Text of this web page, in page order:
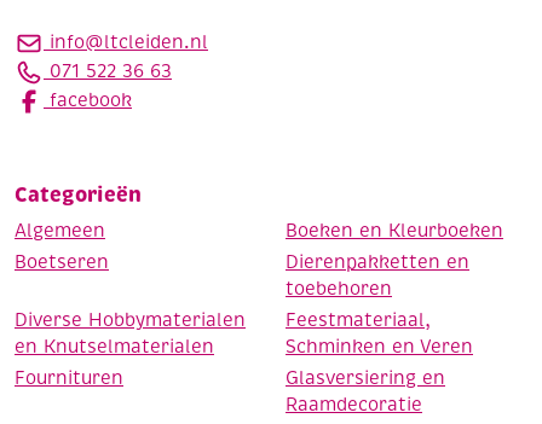
info@ltcleiden.nl
071 522 36 63
facebook
Categorieën
Algemeen
Boeken en Kleurboeken
Boetseren
Dierenpakketten en
toebehoren
Diverse Hobbymaterialen
en Knutselmaterialen
Feestmateriaal,
Schminken en Veren
Fournituren
Glasversiering en
Raamdecoratie